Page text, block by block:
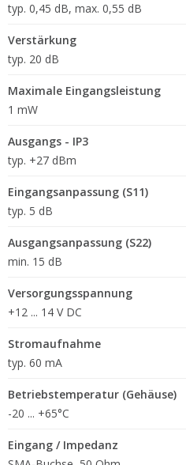
typ. 0,45 dB, max. 0,55 dB
Verstärkung
typ. 20 dB
Maximale Eingangsleistung
1 mW
Ausgangs - IP3
typ. +27 dBm
Eingangsanpassung (S11)
typ. 5 dB
Ausgangsanpassung (S22)
min. 15 dB
Versorgungsspannung
+12 ... 14 V DC
Stromaufnahme
typ. 60 mA
Betriebstemperatur (Gehäuse)
-20 ... +65°C
Eingang / Impedanz